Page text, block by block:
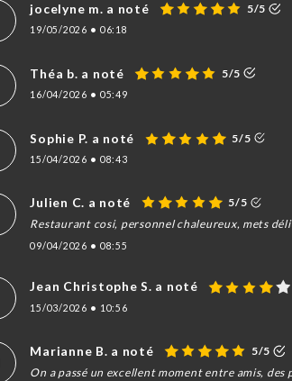
jocelyne m. a noté 5/5
19/05/2026 • 06:18
Théa b. a noté 5/5
16/04/2026 • 05:49
Sophie P. a noté 5/5
15/04/2026 • 08:43
Julien C. a noté
5/5
Restaurant cosi, personnel chaleureux, mets
09/04/2026 • 08:55
Jean Christophe S. a noté
15/03/2026 • 10:56
Marianne B. a noté
5/5
On a passé un excellent moment entre amis,